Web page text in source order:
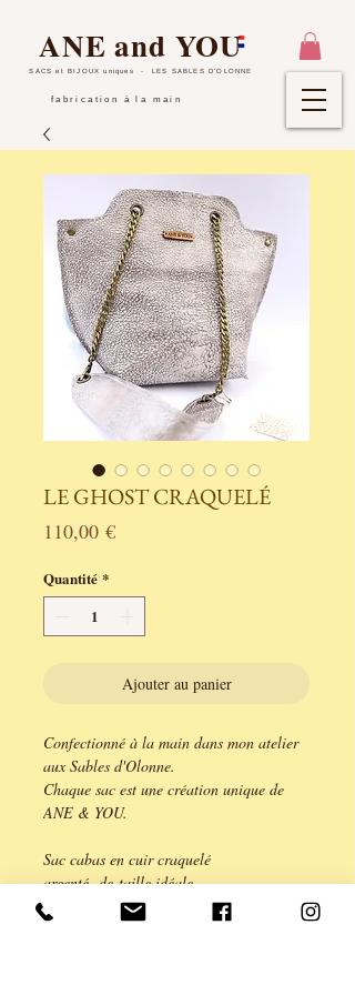
SACS et BIJOUX uniques - LES SABLES D'OLONNE
ANE and YOU
fabrication à la main
LE GHOST CRAQUELÉ
110,00 €Prix
Quantité *
Ajouter au panier
Confectionné à la main dans mon atelier
aux Sables d'Olonne.
Chaque sac est une création unique de
ANE & YOU.
Sac cabas en cuir craquelé
argenté, de taille idéale
pour accompagner votre destin...
cuir en pleine fleur, finition argenté